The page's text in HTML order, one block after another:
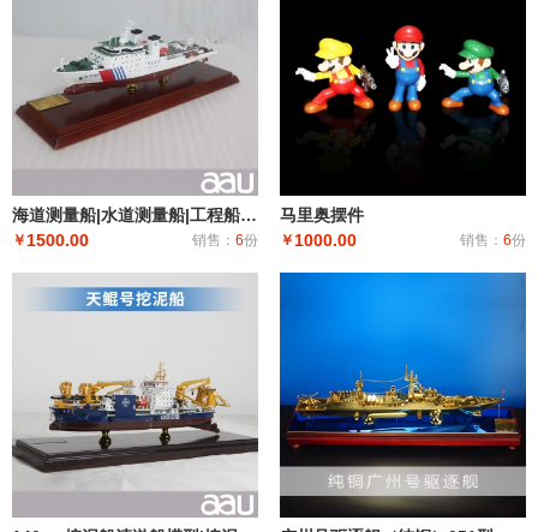
海道测量船|水道测量船|工程船布缆船|海巡08海道测量船模型工艺船航模纪念摆件展览收藏品送礼
￥ 1500.00 销售： 6份
马里奥摆件
￥ 1000.00 销售： 6份